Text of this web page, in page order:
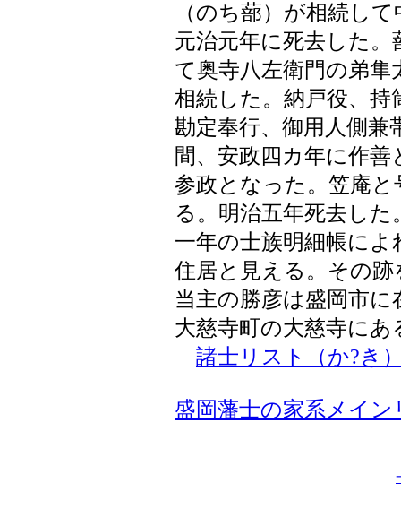
（のち蔀）が相続し
元治元年に死去した
て奥寺八左衛門の弟
相続した。納戸役、持
勘定奉行、御用人側兼
間、安政四カ年に作
参政となった。笠庵
る。明治五年死去し
一年の士族明細帳に
住居と見える。その
当主の勝彦は盛岡市
大慈寺町の大慈寺にあ
諸士リスト（か?き
盛岡藩士の家系メイン